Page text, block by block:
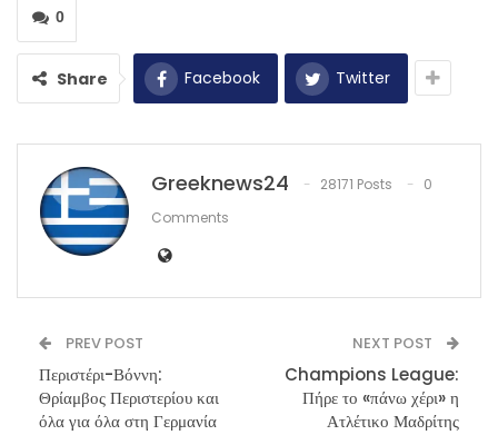
0
Share Facebook Twitter
Greeknews24 28171 Posts
0
Comments
PREV POST
Περιστέρι-Βόννη:
Θρίαμβος Περιστερίου και
όλα για όλα στη Γερμανία
NEXT POST
Champions League:
Πήρε το «πάνω χέρι» η
Ατλέτικο Μαδρίτης